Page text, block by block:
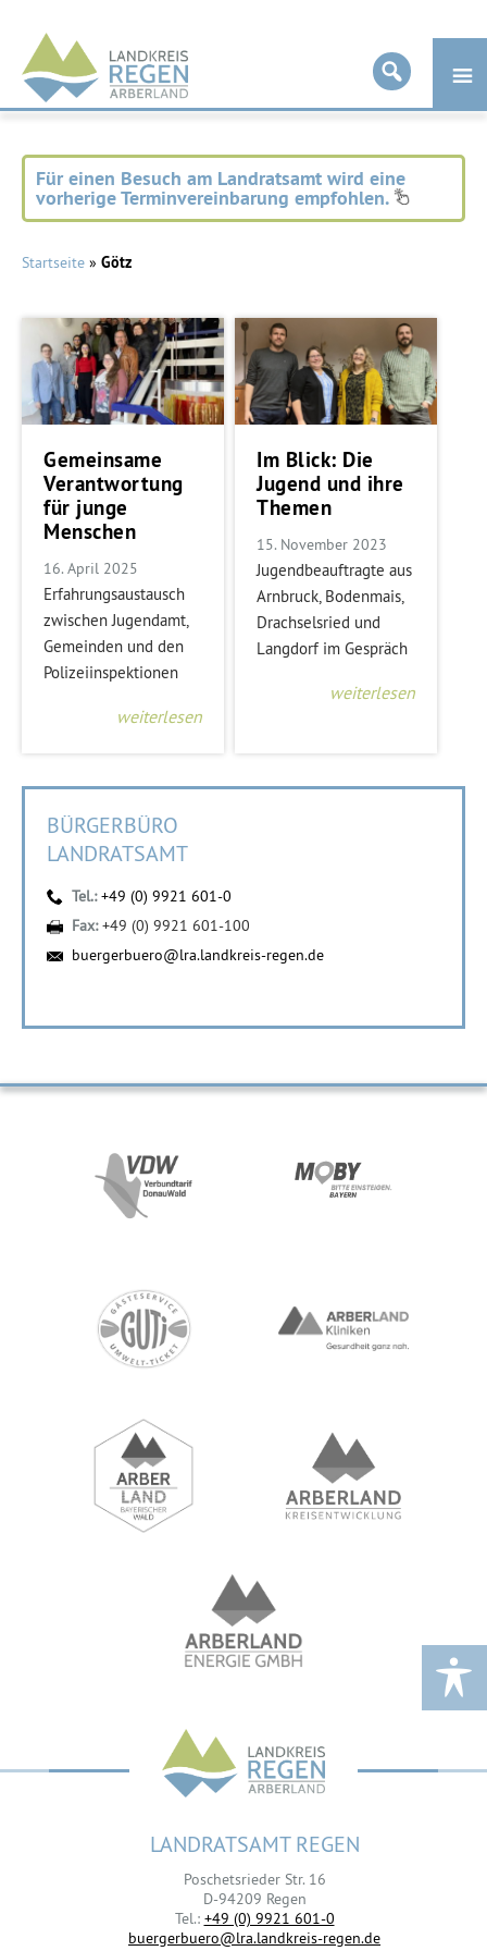
Landkreis
Regen
Für einen Besuch am Landratsamt wird eine
vorherige Terminvereinbarung empfohlen.
Startseite » Götz
Gemeinsame
Verantwortung
für junge
Menschen
16. April 2025
Erfahrungsaustausch
zwischen Jugendamt,
Gemeinden und den
Polizeiinspektionen
weiterlesen
Im Blick: Die
Jugend und ihre
Themen
15. November 2023
Jugendbeauftragte aus
Arnbruck, Bodenmais,
Drachselsried und
Langdorf im Gespräch
weiterlesen
BÜRGERBÜRO
LANDRATSAMT
Tel.:+49 (0) 9921 601-0
Fax:+49 (0) 9921 601-100
buergerbuero@lra.landkreis-regen.de
LANDRATSAMT REGEN
Poschetsrieder Str. 16
D-94209 Regen
Tel.: +49 (0) 9921 601-0
buergerbuero@lra.landkreis-regen.de